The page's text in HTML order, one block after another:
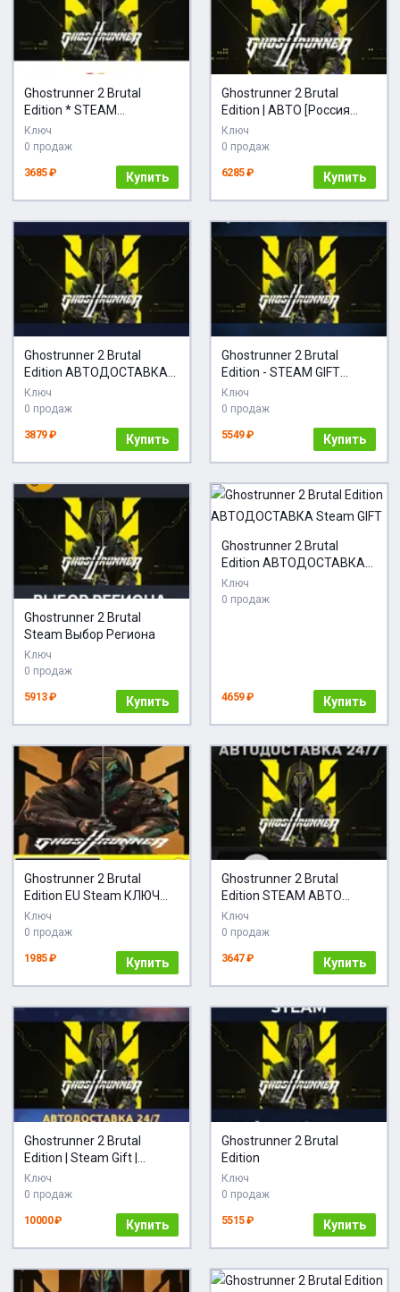
Ghostrunner 2 Brutal
Edition * STEAM
АВТОДОСТАВКА
Ключ
0 продаж
3685 ₽ Купить
Ghostrunner 2 Brutal
Edition | АВТО [Россия
Steam]
Ключ
0 продаж
6285 ₽ Купить
Ghostrunner 2 Brutal
Edition АВТОДОСТАВКА
Steam Россия
Ключ
0 продаж
3879 ₽ Купить
Ghostrunner 2 Brutal
Edition - STEAM GIFT
РОССИЯ
Ключ
0 продаж
5549 ₽ Купить
Ghostrunner 2 Brutal
Steam Выбор Региона
Ключ
0 продаж
5913 ₽ Купить
Ghostrunner 2 Brutal
Edition АВТОДОСТАВКА
Steam GIFT
Ключ
0 продаж
4659 ₽ Купить
Ghostrunner 2 Brutal
Edition EU Steam КЛЮЧ
ЕВРОПА
Ключ
0 продаж
1985 ₽ Купить
Ghostrunner 2 Brutal
Edition STEAM АВТО
RU/UA/KZ/СНГ
Ключ
0 продаж
3647 ₽ Купить
Ghostrunner 2 Brutal
Edition | Steam Gift |
Автодоставка
Ключ
0 продаж
10000 ₽ Купить
Ghostrunner 2 Brutal
Edition
Ключ
0 продаж
5515 ₽ Купить